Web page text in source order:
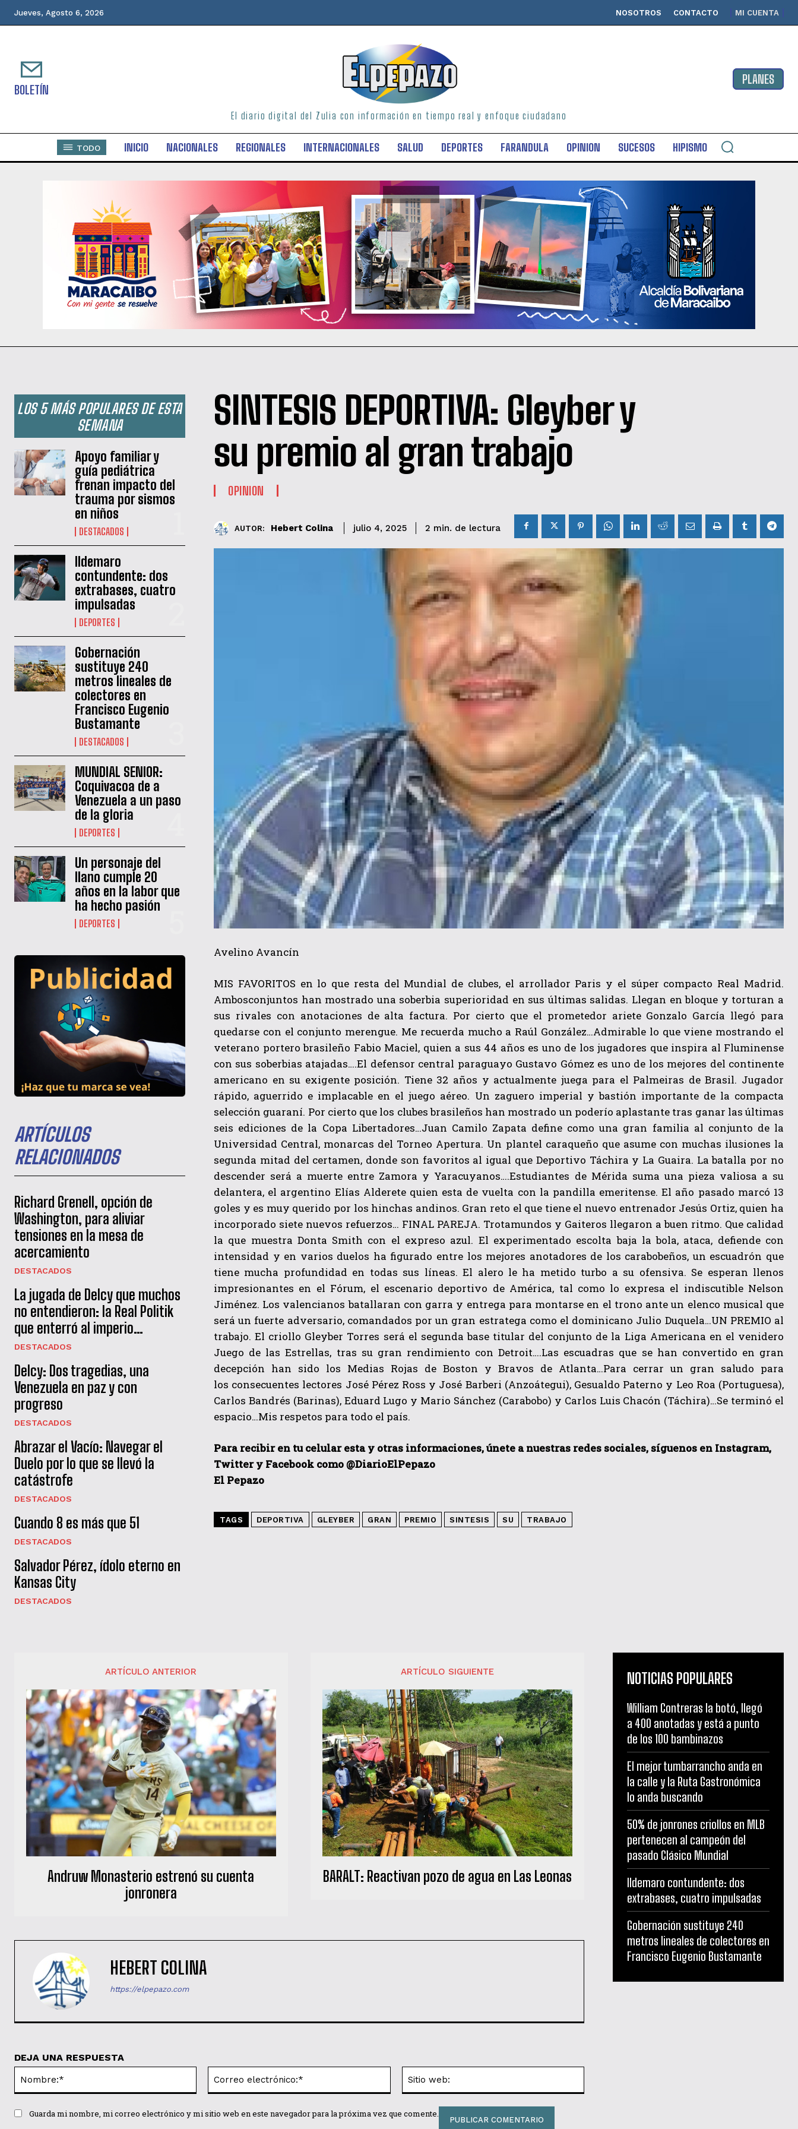
QUIERO SUSCRIBIRME
He leído y acepto las
Jueves, Agosto 6, 2026 NOSOTROS CONTACTO MI CUENTA
BOLETÍN
El diario digital del Zulia con información en tiempo real y enfoque ciudadano
PLANES
TODO INICIO NACIONALES REGIONALES INTERNACIONALES SALUD DEPORTES FARANDULA OPINION SUCESOS HIPISMO
LOS 5 MÁS POPULARES DE ESTA
SEMANA
Apoyo familiar y
guía pediátrica
frenan impacto del
trauma por sismos
en niños
DESTACADOS
Ildemaro
contundente: dos
extrabases, cuatro
impulsadas
DEPORTES
Gobernación
sustituye 240
metros lineales de
colectores en
Francisco Eugenio
Bustamante
DESTACADOS
MUNDIAL SENIOR:
Coquivacoa de a
Venezuela a un paso
de la gloria
DEPORTES
Un personaje del
llano cumple 20
años en la labor que
ha hecho pasión
DEPORTES
ARTÍCULOS
RELACIONADOS
Richard Grenell, opción de
Washington, para aliviar
tensiones en la mesa de
acercamiento
DESTACADOS
La jugada de Delcy que muchos
no entendieron: la Real Politik
que enterró al imperio…
DESTACADOS
Delcy: Dos tragedias, una
Venezuela en paz y con
progreso
DESTACADOS
Abrazar el Vacío: Navegar el
Duelo por lo que se llevó la
catástrofe
DESTACADOS
Cuando 8 es más que 51
DESTACADOS
Salvador Pérez, ídolo eterno en
Kansas City
DESTACADOS
SINTESIS DEPORTIVA: Gleyber y
su premio al gran trabajo
OPINION
AUTOR: Hebert Colina julio 4, 2025 2 min. de lectura
Avelino Avancín
MIS FAVORITOS en lo que resta del Mundial de clubes, el arrollador Paris y el súper compacto Real Madrid.
Ambosconjuntos han mostrado una soberbia superioridad en sus últimas salidas. Llegan en bloque y torturan a
sus rivales con anotaciones de alta factura. Por cierto que el prometedor ariete Gonzalo García llegó para
quedarse con el conjunto merengue. Me recuerda mucho a Raúl González…Admirable lo que viene mostrando el
veterano portero brasileño Fabio Maciel, quien a sus 44 años es uno de los jugadores que inspira al Fluminense
con sus soberbias atajadas….El defensor central paraguayo Gustavo Gómez es uno de los mejores del continente
americano en su exigente posición. Tiene 32 años y actualmente juega para el Palmeiras de Brasil. Jugador
rápido, aguerrido e implacable en el juego aéreo. Un zaguero imperial y bastión importante de la compacta
selección guaraní. Por cierto que los clubes brasileños han mostrado un poderío aplastante tras ganar las últimas
seis ediciones de la Copa Libertadores…Juan Camilo Zapata define como una gran familia al conjunto de la
Universidad Central, monarcas del Torneo Apertura. Un plantel caraqueño que asume con muchas ilusiones la
segunda mitad del certamen, donde son favoritos al igual que Deportivo Táchira y La Guaira. La batalla por no
descender será a muerte entre Zamora y Yaracuyanos….Estudiantes de Mérida suma una pieza valiosa a su
delantera, el argentino Elías Alderete quien esta de vuelta con la pandilla emeritense. El año pasado marcó 13
goles y es muy querido por los hinchas andinos. Gran reto el que tiene el nuevo entrenador Jesús Ortiz, quien ha
incorporado siete nuevos refuerzos… FINAL PAREJA. Trotamundos y Gaiteros llegaron a buen ritmo. Que calidad
la que muestra Donta Smith con el expreso azul. El experimentado escolta baja la bola, ataca, defiende con
intensidad y en varios duelos ha figurado entre los mejores anotadores de los carabobeños, un escuadrón que
tiene mucha profundidad en todas sus líneas. El alero le ha metido turbo a su ofensiva. Se esperan llenos
impresionantes en el Fórum, el escenario deportivo de América, tal como lo expresa el indiscutible Nelson
Jiménez. Los valencianos batallaran con garra y entrega para montarse en el trono ante un elenco musical que
será un fuerte adversario, comandados por un gran estratega como el dominicano Julio Duquela…UN PREMIO al
trabajo. El criollo Gleyber Torres será el segunda base titular del conjunto de la Liga Americana en el venidero
Juego de las Estrellas, tras su gran rendimiento con Detroit….Las escuadras que se han convertido en gran
decepción han sido los Medias Rojas de Boston y Bravos de Atlanta…Para cerrar un gran saludo para
los consecuentes lectores José Pérez Ross y José Barberi (Anzoátegui), Gesualdo Paterno y Leo Roa (Portuguesa),
Carlos Bandrés (Barinas), Eduard Lugo y Mario Sánchez (Carabobo) y Carlos Luis Chacón (Táchira)…Se terminó el
espacio…Mis respetos para todo el país.
Para recibir en tu celular esta y otras informaciones, únete a nuestras redes sociales, síguenos en Instagram,
Twitter y Facebook como @DiarioElPepazo
El Pepazo
TAGS DEPORTIVA GLEYBER GRAN PREMIO SINTESIS SU TRABAJO
ARTÍCULO ANTERIOR
Andruw Monasterio estrenó su cuenta
jonronera
ARTÍCULO SIGUIENTE
BARALT: Reactivan pozo de agua en Las Leonas
HEBERT COLINA
https://elpepazo.com
DEJA UNA RESPUESTA
electrónico:*
Guarda mi nombre, mi correo electrónico y mi sitio web en este navegador para la próxima vez que comente.
NOTICIAS POPULARES
William Contreras la botó, llegó
a 400 anotadas y está a punto
de los 100 bambinazos
El mejor tumbarrancho anda en
la calle y la Ruta Gastronómica
lo anda buscando
50% de jonrones criollos en MLB
pertenecen al campeón del
pasado Clásico Mundial
Ildemaro contundente: dos
extrabases, cuatro impulsadas
Gobernación sustituye 240
metros lineales de colectores en
Francisco Eugenio Bustamante